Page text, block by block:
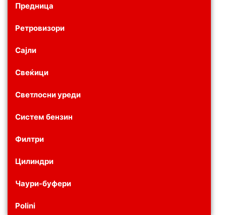
Предница
Ретровизори
Сајли
Свеќици
Светлосни уреди
Систем бензин
Филтри
Цилиндри
Чаури-буфери
Polini